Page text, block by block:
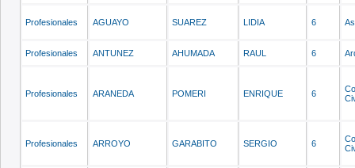
Profesionales AGUAYO SUAREZ LIDIA 6
Profesionales ANTUNEZ AHUMADA RAUL 6
Profesionales ARANEDA POMERI ENRIQUE 6
Profesionales ARROYO GARABITO SERGIO 6